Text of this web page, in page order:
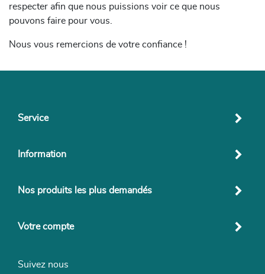
respecter afin que nous puissions voir ce que nous
pouvons faire pour vous.
Nous vous remercions de votre confiance !
Service
Information
Nos produits les plus demandés
Votre compte
Suivez nous